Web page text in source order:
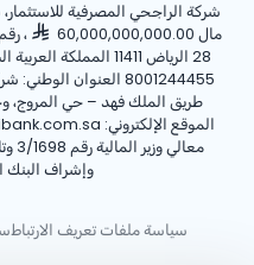
شركة الراجحي المصرفية
مال 60,000,000,000.00
28 الرياض 11411 المملكة العربية السعودية، هاتف:
وإشراف
سياسة ملفات تعريف الارتباط